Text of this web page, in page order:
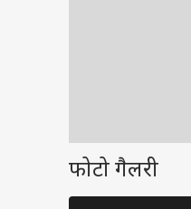
फोटो गैलरी